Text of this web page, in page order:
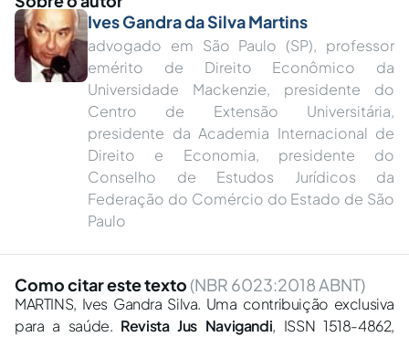
Ives Gandra da Silva Martins
advogado em São Paulo (SP), professor
emérito de Direito Econômico da
Universidade Mackenzie, presidente do
Centro de Extensão Universitária,
presidente da Academia Internacional de
Direito e Economia, presidente do
Conselho de Estudos Jurídicos da
Federação do Comércio do Estado de São
Paulo
Como citar este texto (NBR 6023:2018 ABNT)
MARTINS, Ives Gandra Silva. Uma contribuição exclusiva
para a saúde. Revista Jus Navigandi, ISSN 1518-4862,